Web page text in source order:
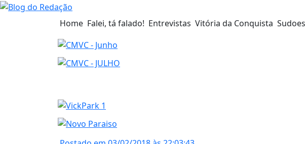
Home Falei, tá falado! Entrevistas Vitória da Conquista